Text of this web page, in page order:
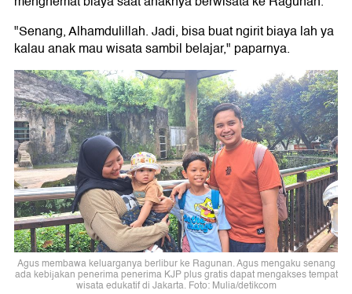
"Senang, Alhamdulillah. Jadi, bisa buat ngirit biaya lah ya
kalau anak mau wisata sambil belajar," paparnya.
Agus membawa keluarganya berlibur ke Ragunan. Agus mengaku senang
ada kebijakan penerima penerima KJP plus gratis dapat mengakses tempat
wisata edukatif di Jakarta. Foto: Mulia/detikcom